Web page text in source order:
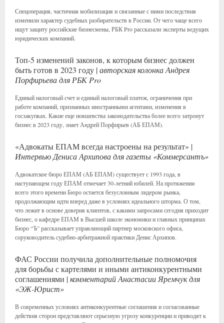
Спецоперация, частичная мобилизация и связанные с ними последствия
изменили характер судебных разбирательств в России. От чего чаще всего
ищут защиту российские бизнесмены, РБК Pro рассказали эксперты ведущих
юридических компаний.
Топ-5 изменений законов, к которым бизнес должен
быть готов в 2023 году |авторская колонка Андрея
Порфирьева для РБК Pro
Единый налоговый счет и единый налоговый платеж, ограничения при
работе компаний, признанных иностранными агентами, изменения в
госзакупках. Какие еще новшевства законодательства более всего затронут
бизнес в 2023 году, знает Андрей Порфирьев (АБ ЕПАМ).
«Адвокаты ЕПАМ всегда настроены на результат» |
Интервью Дениса Архипова для газеты «Коммерсантъ»
Адвокатское бюро ЕПАМ (АБ ЕПАМ) существует с 1993 года, в
наступающем году ЕПАМ отмечает 30-летний юбилей. На протяжении
всего этого времени Бюро остается безусловным лидером рынка,
продолжающим идти вперед даже в условиях идеального шторма. О том,
что лежит в основе доверия клиентов, с какими запросами сегодня приходит
бизнес, о кафедре ЕПАМ в Высшей школе экономики и главных принципах
Бюро “Ъ” рассказывает управляющий партнер московского офиса,
соруководитель судебно-арбитражной практики Денис Архипов.
ФАС России получила дополнительные полномочия
для борьбы с картелями и иными антиконкурентными
соглашениями |комментарий Анастасии Яремчук для
«ЭЖ-Юрист»
В современных условиях антиконкурентные соглашения и согласованные
действия сторон представляют серьезную угрозу конкуренции и приводят к